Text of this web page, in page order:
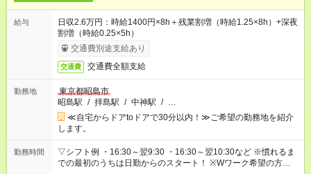
給与
日収2.6万円：時給1400円×8h＋残業割増（時給1.25×8h）+深夜
割増（時給0.25×5h）
交通費別途支給あり
交通費 交通費全額支給
勤務地
東京都昭島市
昭島駅 / 拝島駅 / 中神駅 / …
≪自宅からドアtoドアで30分以内！≫ご希望の勤務地を紹介
します。
勤務時間
▽シフト例 ・16:30～翌9:30 ・16:30～翌10:30など ※慣れるま
での最初のうちは日勤からのスタート！ ※Wワーク希望の方へ